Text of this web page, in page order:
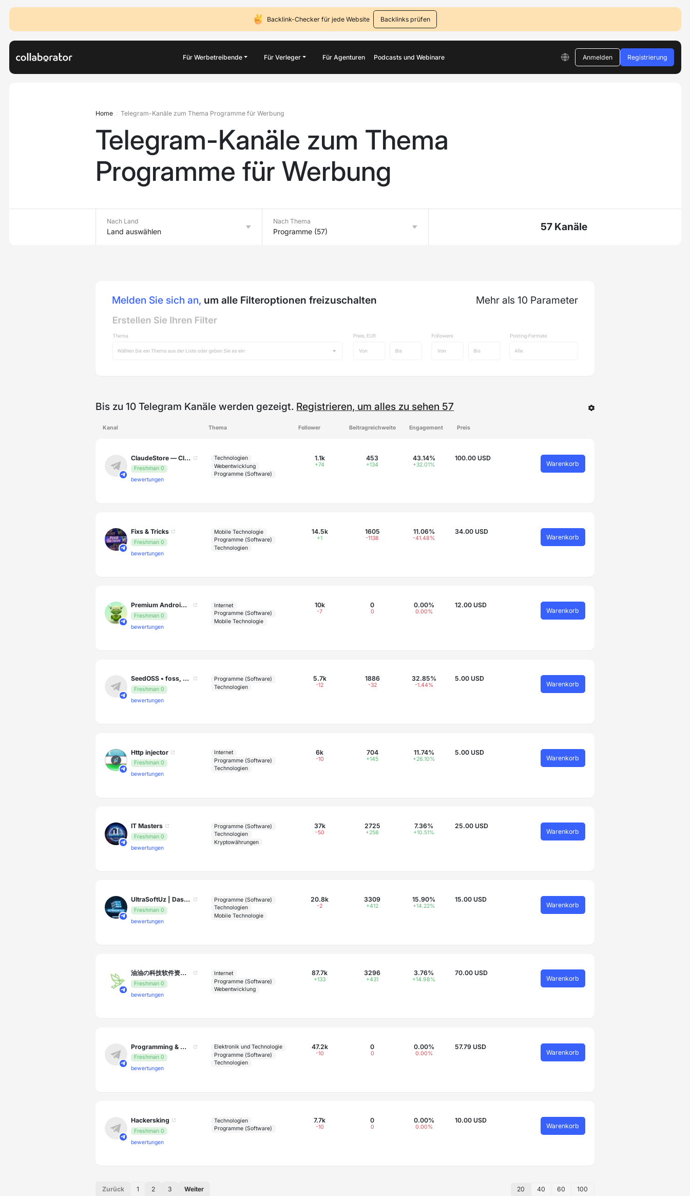
Backlink-Checker für jede Website Backlinks prüfen
Für Werbetreibende Für Verleger Für Agenturen Podcasts und Webinare Anmelden Registrierung
Home Telegram-Kanäle zum Thema Programme für Werbung
Telegram-Kanäle zum Thema
Programme für Werbung
Nach Land
Land auswählen
Nach Thema
Programme (57) 57 Kanäle
Melden Sie sich an, um alle Filteroptionen freizuschalten Mehr als 10 Parameter
Bis zu 10 Telegram Kanäle werden gezeigt. Registrieren, um alles zu sehen 57
Kanal Thema Follower Beitragreichweite Engagement Preis
ClaudeStore — Claude API Access
Freshman 0
bewertungen
Technologien
Webentwicklung
Programme (Software)
1.1k
+74
453
+134
43.14%
+32.01%
100.00 USD
Warenkorb
Fixs & Tricks
Freshman 0
bewertungen
Mobile Technologie
Programme (Software)
Technologien
14.5k
+1
1605
-1138
11.06%
-41.48%
34.00 USD
Warenkorb
Premium Android Apps
Freshman 0
bewertungen
Internet
Programme (Software)
Mobile Technologie
10k
-7
0
0
0.00%
0.00%
12.00 USD
Warenkorb
SeedOSS • foss, privacy, gems.
Freshman 0
bewertungen
Programme (Software)
Technologien
5.7k
-12
1886
-32
32.85%
-1.44%
5.00 USD
Warenkorb
Http injector
Freshman 0
bewertungen
Internet
Programme (Software)
Technologien
6k
-10
704
+145
11.74%
+26.10%
5.00 USD
Warenkorb
IT Masters
Freshman 0
bewertungen
Programme (Software)
Technologien
Kryptowährungen
37k
-50
2725
+258
7.36%
+10.51%
25.00 USD
Warenkorb
UltraSoftUz | Dasturlar
Freshman 0
bewertungen
Programme (Software)
Technologien
Mobile Technologie
20.8k
-2
3309
+412
15.90%
+14.22%
15.00 USD
Warenkorb
油油の科技软件资源分享
Freshman 0
bewertungen
Internet
Programme (Software)
Webentwicklung
87.7k
+133
3296
+431
3.76%
+14.98%
70.00 USD
Warenkorb
Programming & AI Tips 💡
Freshman 0
bewertungen
Elektronik und Technologie
Programme (Software)
Technologien
47.2k
-10
0
0
0.00%
0.00%
57.79 USD
Warenkorb
Hackersking
Freshman 0
bewertungen
Technologien
Programme (Software)
7.7k
-10
0
0
0.00%
0.00%
10.00 USD
Warenkorb
Zurück 1 2 3 Weiter 20 40 60 100